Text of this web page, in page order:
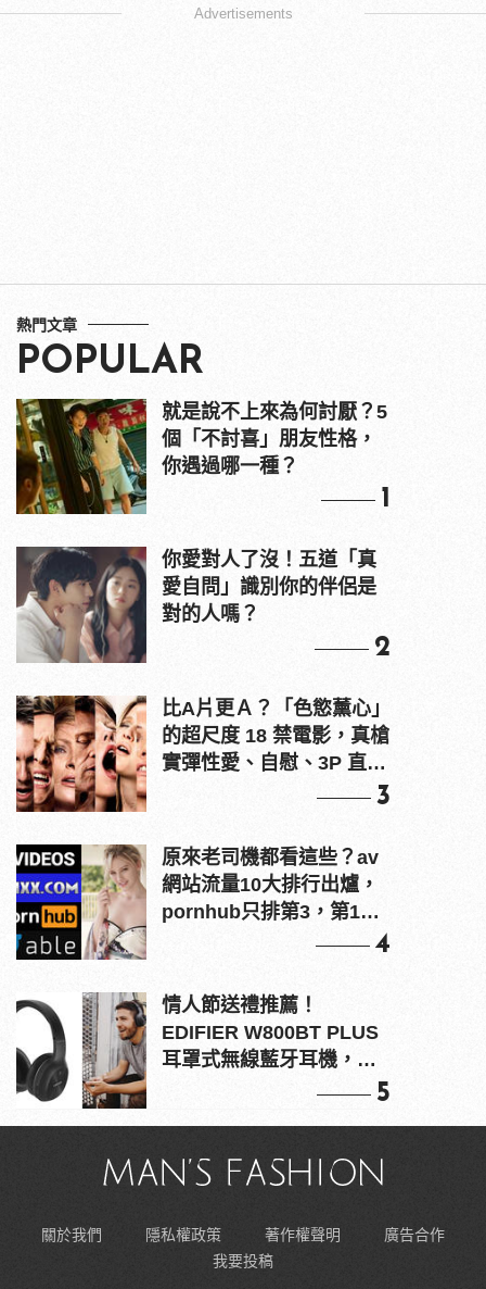
Advertisements
熱門文章
POPULAR
就是說不上來為何討厭？5
個「不討喜」朋友性格，
你遇過哪一種？
1
你愛對人了沒！五道「真
愛自問」識別你的伴侶是
對的人嗎？
2
比A片更Ａ？「色慾薰心」
的超尺度 18 禁電影，真槍
實彈性愛、自慰、3P 直接
3
原來老司機都看這些？av
網站流量10大排行出爐，
pornhub只排第3，第1名
4
情人節送禮推薦！
EDIFIER W800BT PLUS
耳罩式無線藍牙耳機，在
5
關於我們 隱私權政策 著作權聲明
廣告合作
我要投稿